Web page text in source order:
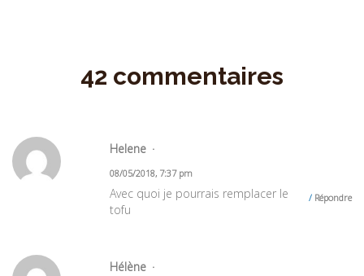
42 commentaires
Helene
08/05/2018, 7:37 pm
Répondre
Avec quoi je pourrais remplacer le
tofu
Hélène